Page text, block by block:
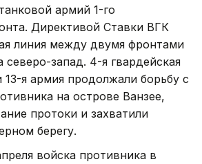
армий 1-го
Директивой Ставки ВГК
линия между двумя фронтами
северо-запад. 4-я гвардейская
13-я армия продолжали борьбу с
на острове Ванзее,
протоки и захватили
берегу.
войска противника в